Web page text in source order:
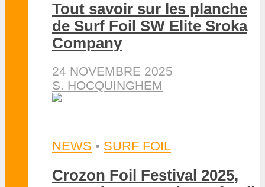
Tout savoir sur les planche
de Surf Foil SW Elite Sroka
Company
24 NOVEMBRE 2025
S. HOCQUINGHEM
NEWS • SURF FOIL
Crozon Foil Festival 2025,